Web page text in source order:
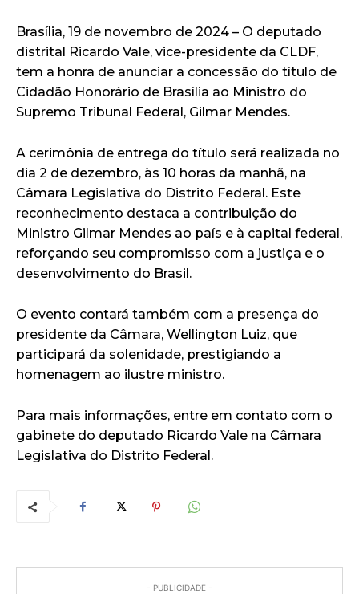
Brasília, 19 de novembro de 2024 – O deputado
distrital Ricardo Vale, vice-presidente da CLDF,
tem a honra de anunciar a concessão do título de
Cidadão Honorário de Brasília ao Ministro do
Supremo Tribunal Federal, Gilmar Mendes.
A cerimônia de entrega do título será realizada no
dia 2 de dezembro, às 10 horas da manhã, na
Câmara Legislativa do Distrito Federal. Este
reconhecimento destaca a contribuição do
Ministro Gilmar Mendes ao país e à capital federal,
reforçando seu compromisso com a justiça e o
desenvolvimento do Brasil.
O evento contará também com a presença do
presidente da Câmara, Wellington Luiz, que
participará da solenidade, prestigiando a
homenagem ao ilustre ministro.
Para mais informações, entre em contato com o
gabinete do deputado Ricardo Vale na Câmara
Legislativa do Distrito Federal.
- PUBLICIDADE -